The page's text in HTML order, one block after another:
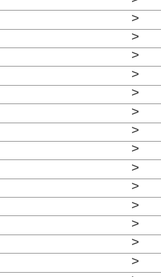
>
>
>
>
>
>
>
>
>
>
>
>
>
>